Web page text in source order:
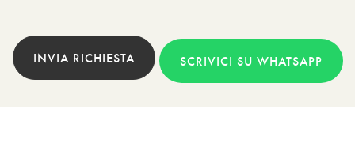
INVIA RICHIESTA SCRIVICI SU WHATSAPP